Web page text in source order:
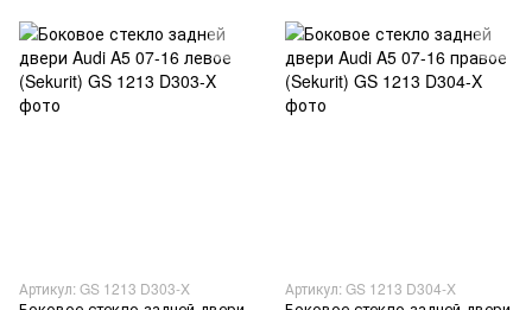
Артикул: GS 1213 D303-X Артикул: GS 1213 D304-X